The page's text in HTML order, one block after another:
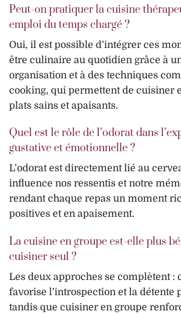
Peut-on pratiquer la cuisine
emploi du temps chargé ?
Oui, il est possible d’intégrer ces
être culinaire au quotidien grâce à
organisation et à des techniques
cooking, qui permettent de cuisiner
plats sains et apaisants.
Quel est le rôle de l’odorat dans
gustative et émotionnelle ?
L’odorat est directement lié au
influence nos ressentis et notre
rendant chaque repas un moment
positives et en apaisement.
La cuisine en groupe est-elle plus
cuisiner seul ?
Les deux approches se complètent :
favorise l’introspection et la détente
tandis que cuisiner en groupe